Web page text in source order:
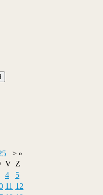
> »
V Z
4
5
11 12